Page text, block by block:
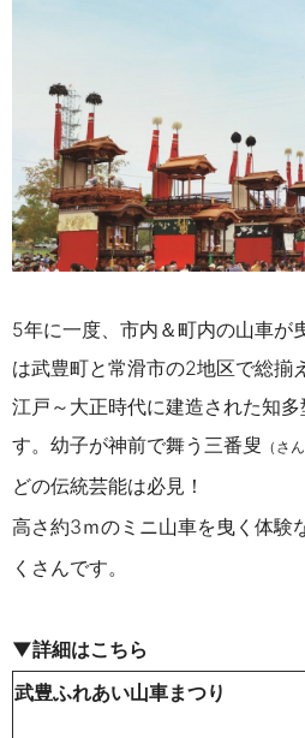
5年に一度、市内＆町内の山車が
は武豊町と常滑市の2地区で総揃
江戸～大正時代に建造された知多
す。幼子が神前で舞う三番叟 （さ
どの伝統芸能は必見！
高さ約3ｍのミニ山車を曳く体験
くさんです。
▼詳細はこちら
武豊ふれあい山車まつり